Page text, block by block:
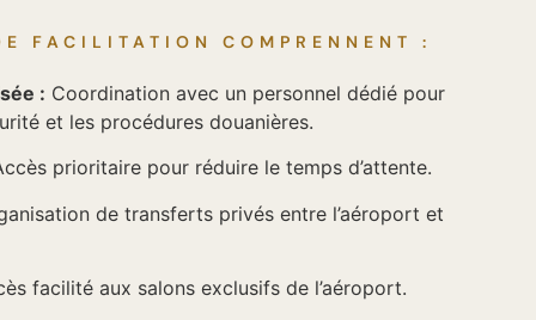
FACILITATION COMPRENNENT :
: Coordination avec un personnel dédié pour
et les procédures douanières.
prioritaire pour réduire le temps d’attente.
de transferts privés entre l’aéroport et
facilité aux salons exclusifs de l’aéroport.